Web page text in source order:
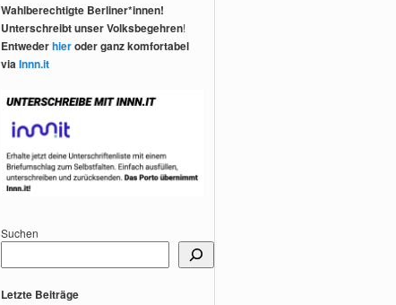
Wahlberechtigte Berliner*innen!
Unterschreibt unser Volksbegehren!
Entwederhieroder ganz komfortabel
viaInnn.it
Suchen
Letzte Beiträge